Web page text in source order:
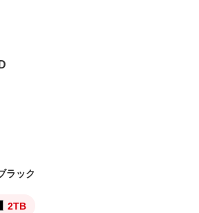
ラック
2TB